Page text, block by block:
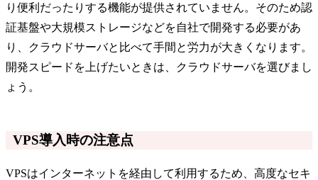
り便利だったりする機能が提供されていません。そのため認
証基盤や大規模ストレージなどを自社で開発する必要があ
り、クラウドサーバと比べて手間と労力が大きくなります。
開発スピードを上げたいときは、クラウドサーバを選びまし
ょう。
VPS導入時の注意点
VPSはインターネットを経由して利用するため、高度なセキ